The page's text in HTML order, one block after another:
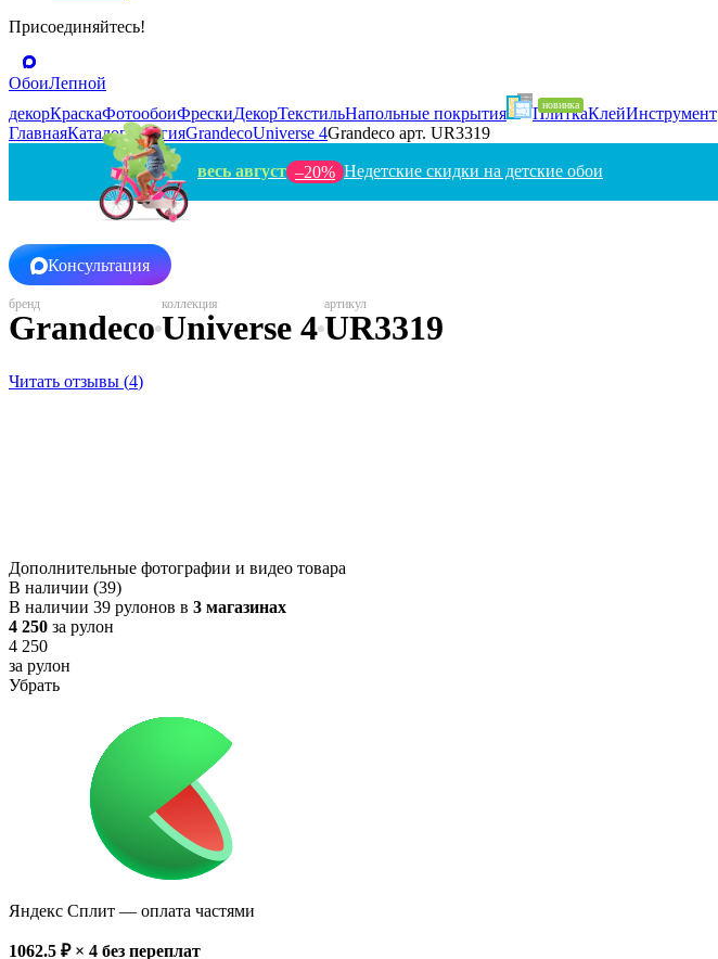
Присоединяйтесь!
ОбоиЛепной
декорКраскаФотообоиФрескиДекорТекстильНапольные покрытия ПлиткаКлейИнструмент
ГлавнаяКаталогБельгияGrandecoUniverse 4Grandeco арт. UR3319
весь август –20% Недетские скидки на детские обои
Консультация
GrandecoUniverse 4UR3319
Читать отзывы (4)
Дополнительные фотографии и видео товара
В наличии (39)
В наличии 39 рулонов в 3 магазинах
4 250 за рулон
4 250
за рулон
Убрать
Яндекс Сплит — оплата частями
1062.5 ₽ × 4 без переплат